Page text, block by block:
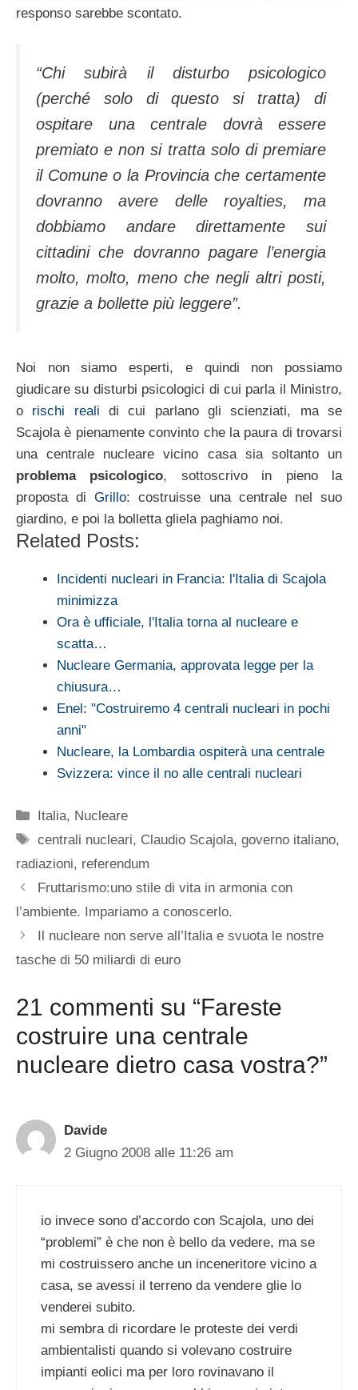
responso sarebbe scontato.
“Chi subirà il disturbo psicologico
(perché solo di questo si tratta) di
ospitare una centrale dovrà essere
premiato e non si tratta solo di premiare
il Comune o la Provincia che certamente
dovranno avere delle royalties, ma
dobbiamo andare direttamente sui
cittadini che dovranno pagare l’energia
molto, molto, meno che negli altri posti,
grazie a bollette più leggere”.
Noi non siamo esperti, e quindi non possiamo
giudicare su disturbi psicologici di cui parla il Ministro,
o rischi reali di cui parlano gli scienziati, ma se
Scajola è pienamente convinto che la paura di trovarsi
una centrale nucleare vicino casa sia soltanto un
problema psicologico, sottoscrivo in pieno la
proposta diGrillo: costruisse una centrale nel suo
giardino, e poi la bolletta gliela paghiamo noi.
Related Posts:
Incidenti nucleari in Francia: l'Italia di Scajola
minimizza
Ora è ufficiale, l'Italia torna al nucleare e
scatta…
Nucleare Germania, approvata legge per la
chiusura…
Enel: "Costruiremo 4 centrali nucleari in pochi
anni"
Nucleare, la Lombardia ospiterà una centrale
Svizzera: vince il no alle centrali nucleari
Categorie
Italia, Nucleare
Tag
centrali nucleari, Claudio Scajola,governo italiano,
radiazioni, referendum
Fruttarismo:uno stile di vita in armonia con
l’ambiente. Impariamo a conoscerlo.
Il nucleare non serve all’Italia e svuota le nostre
tasche di 50 miliardi di euro
21 commenti su “Fareste
costruire una centrale
nucleare dietro casa vostra?”
Davide
2 Giugno 2008 alle 11:26 am
io invece sono d’accordo con Scajola, uno dei
“problemi” è che non è bello da vedere, ma se
mi costruissero anche un inceneritore vicino a
casa, se avessi il terreno da vendere glie lo
venderei subito.
mi sembra di ricordare le proteste dei verdi
ambientalisti quando si volevano costruire
impianti eolici ma per loro rovinavano il